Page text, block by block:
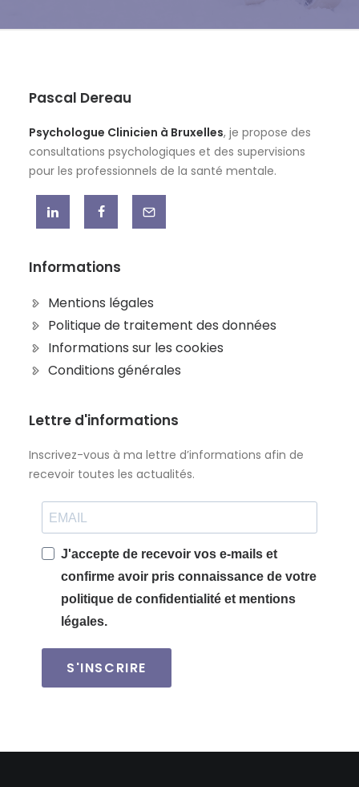
Pascal Dereau
Psychologue Clinicien à Bruxelles, je propose des
consultations psychologiques et des supervisions
pour les professionnels de la santé mentale.
Informations
Mentions légales
Politique de traitement des données
Informations sur les cookies
Conditions générales
Lettre d'informations
Inscrivez-vous à ma lettre d’informations afin de
recevoir toutes les actualités.
J'accepte de recevoir vos e-mails et
confirme avoir pris connaissance de votre
politique de confidentialité et mentions
légales.
S'INSCRIRE